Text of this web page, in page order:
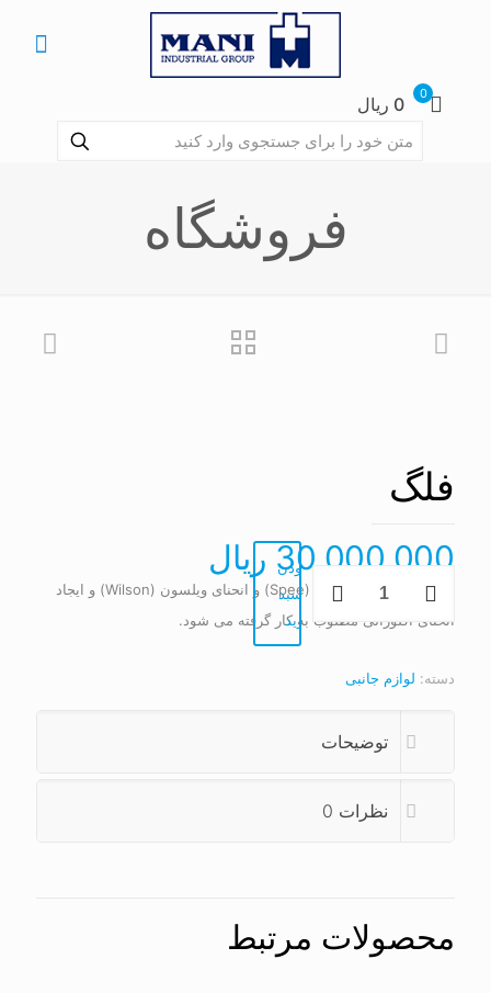
0 0 ریال
فروشگاه
فلگ
30,000,000 ریال
برای آنالیز انحنای اسپی (Spee) و انحنای ویلسون (Wilson) و ایجاد
انحنای اکلوزالی مطلوب به کار گرفته می شود.
افزودن
به سبد
خرید
دسته: لوازم جانبی
توضیحات
نظرات 0
محصولات مرتبط